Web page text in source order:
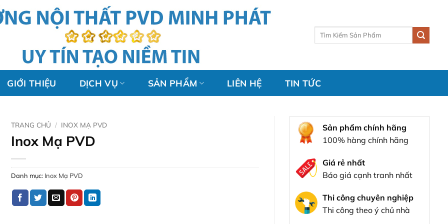
Tìm
GIỚI THIỆU DỊCH VỤ SẢN PHẨM LIÊN HỆ TIN TỨC
TRANG CHỦ / INOX MẠ PVD
Inox Mạ PVD
Danh mục: Inox Mạ PVD
Sản phẩm chính hãng
100% hàng chính hãng
Giá rẻ nhất
Báo giá cạnh tranh nhất
Thi công chuyên nghiệp
Thi công theo ý chủ nhà